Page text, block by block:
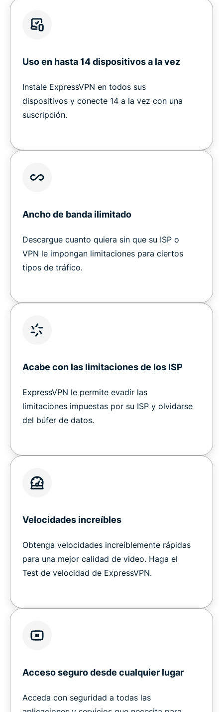
Uso en hasta 14 dispositivos a la vez
Instale ExpressVPN en todos sus
dispositivos y conecte 14 a la vez con una
suscripción.
Ancho de banda ilimitado
Descargue cuanto quiera sin que su ISP o
VPN le impongan limitaciones para ciertos
tipos de tráfico.
Acabe con las limitaciones de los ISP
ExpressVPN le permite evadir las
limitaciones impuestas por su ISP y olvidarse
del búfer de datos.
Velocidades increíbles
Obtenga velocidades increíblemente rápidas
para una mejor calidad de video. Haga el
Test de velocidad de ExpressVPN.
Acceso seguro desde cualquier lugar
Acceda con seguridad a todas las